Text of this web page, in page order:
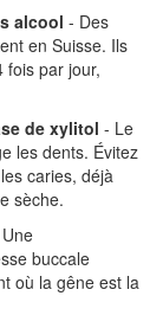
alcool - Des
en Suisse. Ils
fois par jour,
de xylitol - Le
les dents. Évitez
caries, déjà
sèche.
buccale
où la gêne est la